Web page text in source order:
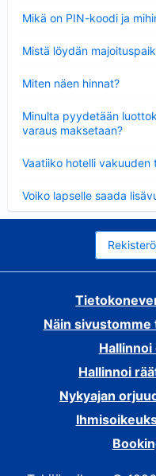
Mikä on PIN-koodi ja
Mistä löydän
Miten näen hinnat?
Minulta pyydetään
varaus maksetaan?
Vaatiiko hotelli vakuuden
Voiko lapselle saada
Näin sivustomme
Hallinnoi
Nykyajan